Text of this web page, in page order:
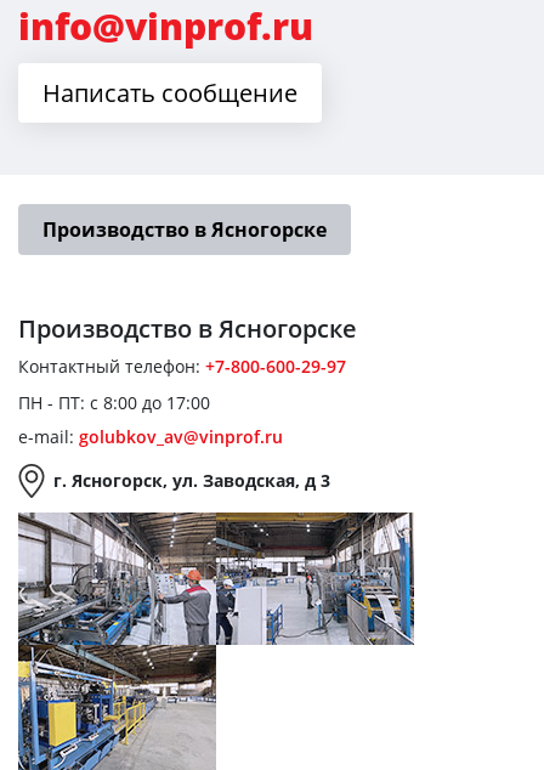
info@vinprof.ru
Написать сообщение
Производство в Ясногорске
Производство в Ясногорске
Контактный телефон: +7-800-600-29-97
ПН - ПТ: с 8:00 до 17:00
e-mail: golubkov_av@vinprof.ru
г. Ясногорск, ул. Заводская, д 3